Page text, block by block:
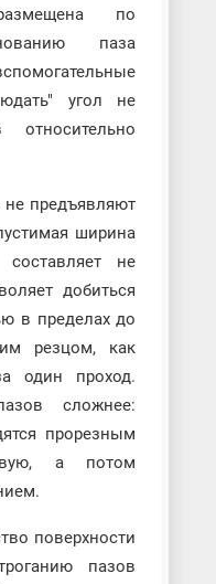
по
паза
угол не
не предъявляют
ширина
не
добиться
в пределах до
резцом, как
один проход.
сложнее:
прорезным
а потом
поверхности
пазов